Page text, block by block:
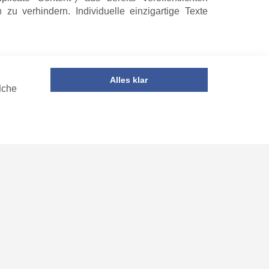
verhindern. Individuelle einzigartige Texte
mit zugehöriger Preisstruktur. In
ProTicket kostenfrei einen individuellen neuen
Alles klar